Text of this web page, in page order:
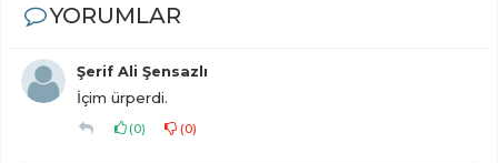
YORUMLAR
Şerif Ali Şensazlı
İçim ürperdi.
(0) (0)